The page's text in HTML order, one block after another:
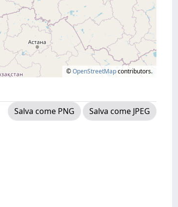
©OpenStreetMapcontributors.
Salva come PNG
Salva come JPEG